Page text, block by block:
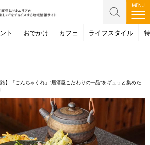
ト おでかけ カフェ ライフスタイル
路】「ごんちゃくれ」“居酒屋こだわりの一品”をギュッと集めた